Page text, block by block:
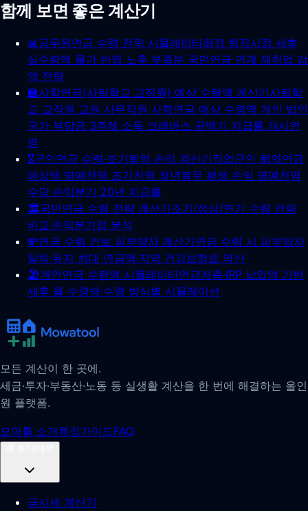
함께 보면 좋은 계산기
📊공무원연금 수령 전략 시뮬레이터최적 퇴직시점 세후
실수령액 물가 반영 노후 부족분 국민연금 연계 재취업 감
액 전략
🏫사학연금(사립학교 교직원) 예상 수령액 계산기사립학
교 교직원 교원 사무직원 사학연금 예상 수령액 개인 법인
국가 부담금 3주체 소득 크레바스 공백기 지급률 개시연
령
🎖️군인연금 수령·조기퇴역 손익 계산기직업군인 퇴역연금
예상액 명예전역 조기전역 정년복무 평생 손익 명예전역
수당 손익분기 20년 지급률
🏛️국민연금 수령 전략 계산기조기/정상/연기 수령 전략
비교·손익분기점 분석
💸연금 수령 건보 피부양자 계산기연금 수령 시 피부양자
탈락·유지 최대 연금액·지역 건강보험료 역산
🏖️개인연금 수령액 시뮬레이터연금저축·IRP 납입액 기반
세후 월 수령액·수령 방식별 시뮬레이션
모든 계산이 한 곳에.
세금·투자·부동산·노동 등 실생활 계산을 한 번에 해결하는 올인
원 플랫폼.
모아툴 소개특징가이드FAQ
금시세 계산기